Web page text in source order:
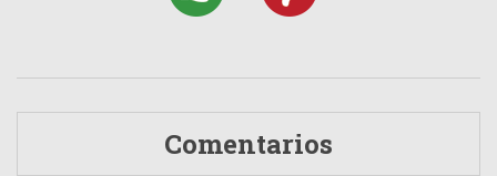
Comentarios